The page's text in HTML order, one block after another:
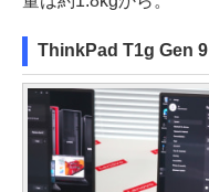
ThinkPad T1g Gen 9